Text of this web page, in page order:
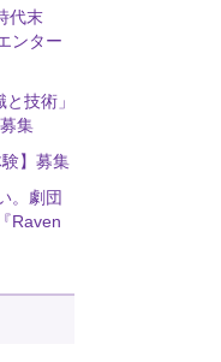
代末
ンター
技術」
集
】募集
。劇団
Raven